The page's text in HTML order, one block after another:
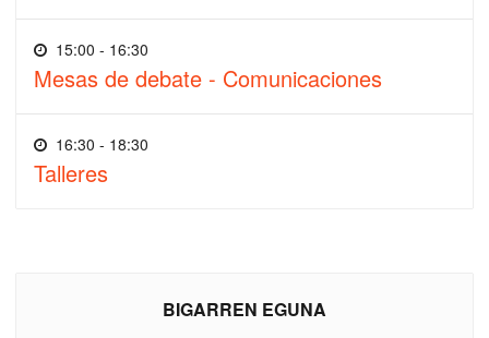
15:00 - 16:30
Mesas de debate - Comunicaciones
16:30 - 18:30
Talleres
BIGARREN EGUNA